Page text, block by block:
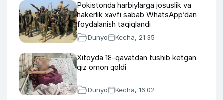
Pokistonda harbiylarga josuslik va
hakerlik xavfi sabab WhatsApp’dan
foydalanish taqiqlandi
Dunyo Kecha, 21:35
Xitoyda 18-qavatdan tushib ketgan
qiz omon qoldi
Dunyo Kecha, 16:02